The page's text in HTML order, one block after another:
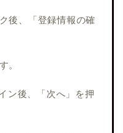
後、「登録情報の確
。
ン後、「次へ」を押